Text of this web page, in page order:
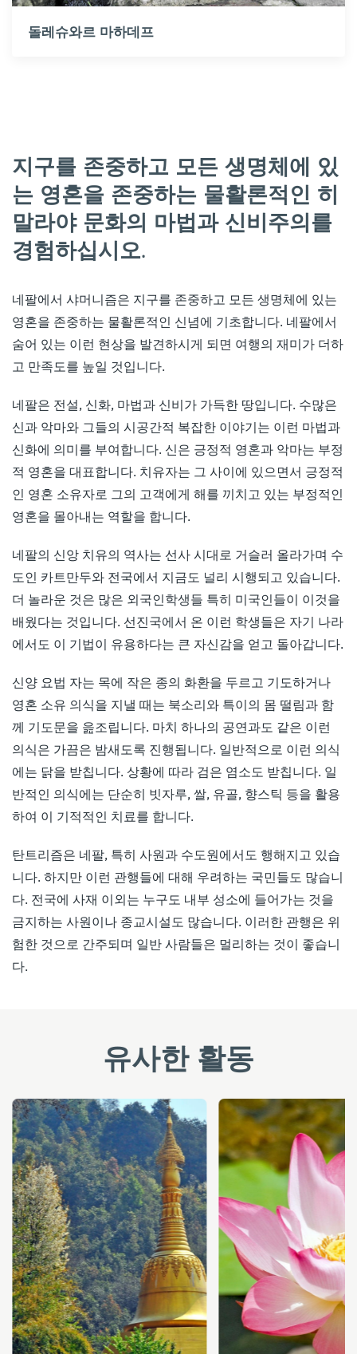
돌레슈와르 마하데프
지구를 존중하고 모든 생명체에 있
는 영혼을 존중하는 물활론적인 히
말라야 문화의 마법과 신비주의를
경험하십시오.
네팔에서 샤머니즘은 지구를 존중하고 모든 생명체에 있는
영혼을 존중하는 물활론적인 신념에 기초합니다. 네팔에서
숨어 있는 이런 현상을 발견하시게 되면 여행의 재미가 더하
고 만족도를 높일 것입니다.
네팔은 전설, 신화, 마법과 신비가 가득한 땅입니다. 수많은
신과 악마와 그들의 시공간적 복잡한 이야기는 이런 마법과
신화에 의미를 부여합니다. 신은 긍정적 영혼과 악마는 부정
적 영혼을 대표합니다. 치유자는 그 사이에 있으면서 긍정적
인 영혼 소유자로 그의 고객에게 해를 끼치고 있는 부정적인
영혼을 몰아내는 역할을 합니다.
네팔의 신앙 치유의 역사는 선사 시대로 거슬러 올라가며 수
도인 카트만두와 전국에서 지금도 널리 시행되고 있습니다.
더 놀라운 것은 많은 외국인학생들 특히 미국인들이 이것을
배웠다는 것입니다. 선진국에서 온 이런 학생들은 자기 나라
에서도 이 기법이 유용하다는 큰 자신감을 얻고 돌아갑니다.
신양 요법 자는 목에 작은 종의 화환을 두르고 기도하거나
영혼 소유 의식을 지낼 때는 북소리와 특이의 몸 떨림과 함
께 기도문을 읊조립니다. 마치 하나의 공연과도 같은 이런
의식은 가끔은 밤새도록 진행됩니다. 일반적으로 이런 의식
에는 닭을 받칩니다. 상황에 따라 검은 염소도 받칩니다. 일
반적인 의식에는 단순히 빗자루, 쌀, 유골, 향스틱 등을 활용
하여 이 기적적인 치료를 합니다.
탄트리즘은 네팔, 특히 사원과 수도원에서도 행해지고 있습
니다. 하지만 이런 관행들에 대해 우려하는 국민들도 많습니
다. 전국에 사재 이외는 누구도 내부 성소에 들어가는 것을
금지하는 사원이나 종교시설도 많습니다. 이러한 관행은 위
험한 것으로 간주되며 일반 사람들은 멀리하는 것이 좋습니
다.
유사한 활동